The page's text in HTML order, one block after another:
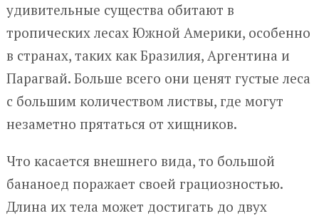
удивительные существа обитают в
тропических лесах Южной Америки, особенно
в странах, таких как Бразилия, Аргентина и
Парагвай. Больше всего они ценят густые леса
с большим количеством листвы, где могут
незаметно прятаться от хищников.
Что касается внешнего вида, то большой
бананоед поражает своей грациозностью.
Длина их тела может достигать до двух